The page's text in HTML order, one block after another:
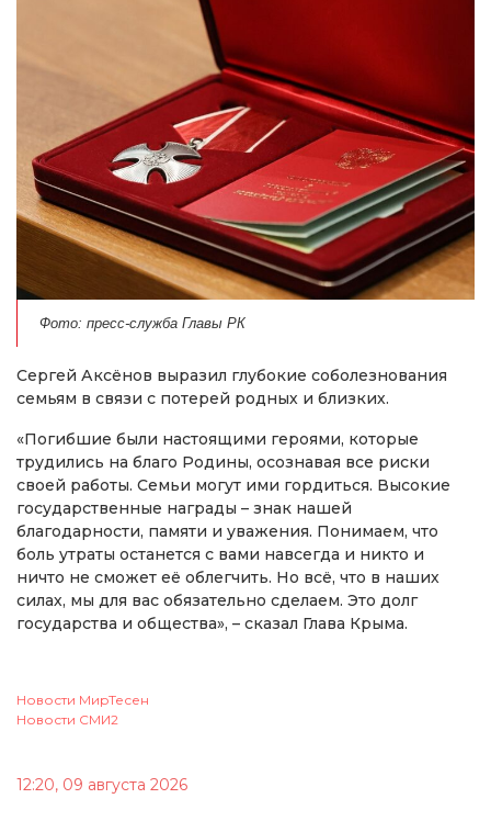
Фото: пресс-служба Главы РК
Сергей Аксёнов выразил глубокие соболезнования
семьям в связи с потерей родных и близких.
«Погибшие были настоящими героями, которые
трудились на благо Родины, осознавая все риски
своей работы. Семьи могут ими гордиться. Высокие
государственные награды – знак нашей
благодарности, памяти и уважения. Понимаем, что
боль утраты останется с вами навсегда и никто и
ничто не сможет её облегчить. Но всё, что в наших
силах, мы для вас обязательно сделаем. Это долг
государства и общества», – сказал Глава Крыма.
Новости МирТесен
Новости СМИ2
12:20, 09 августа 2026